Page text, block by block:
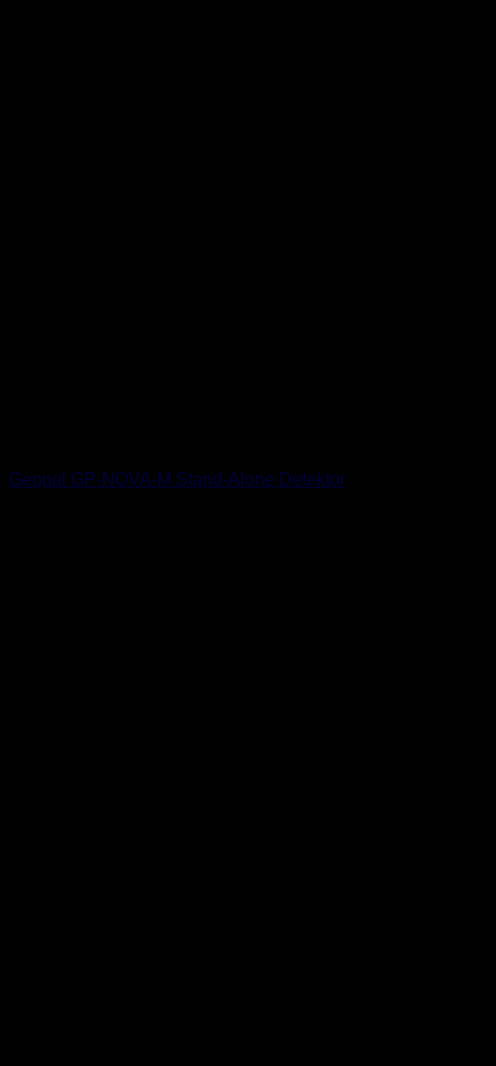
Geopal GP-NOVA-M Stand-Alone Detektor